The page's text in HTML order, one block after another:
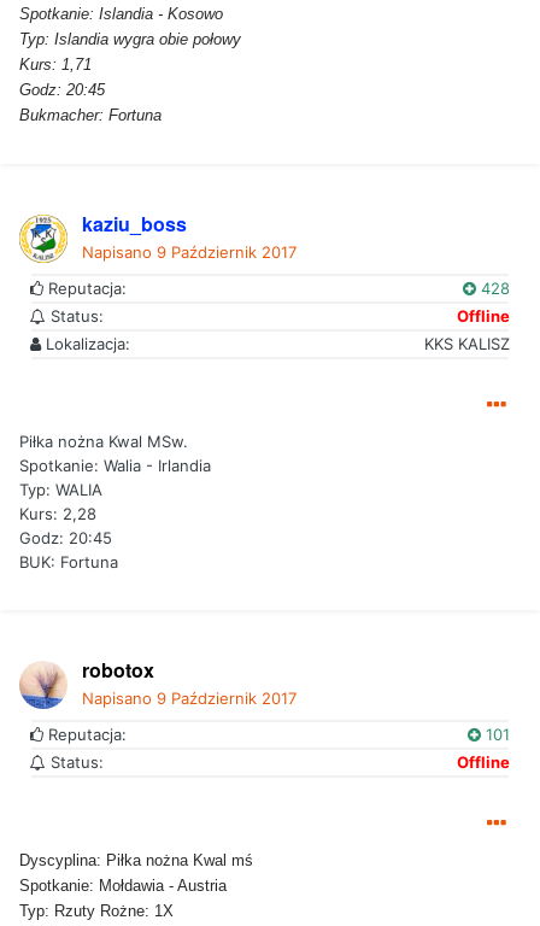
Spotkanie: Islandia - Kosowo
Typ: Islandia wygra obie połowy
Kurs: 1,71
Godz: 20:45
Bukmacher: Fortuna
kaziu_boss
Napisano 9 Październik 2017
Reputacja:
428
Status:
Offline
Lokalizacja:
KKS KALISZ
Piłka nożna Kwal MSw.
Spotkanie: Walia - Irlandia
Typ: WALIA
Kurs: 2,28
Godz: 20:45
BUK: Fortuna
robotox
Napisano 9 Październik 2017
Reputacja:
101
Status:
Offline
Dyscyplina: Piłka nożna Kwal mś
Spotkanie: Mołdawia - Austria
Typ: Rzuty Rożne: 1X